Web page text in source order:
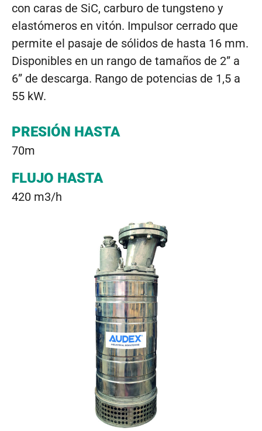
con caras de SiC, carburo de tungsteno y
elastómeros en vitón. Impulsor cerrado que
permite el pasaje de sólidos de hasta 16 mm.
Disponibles en un rango de tamaños de 2” a
6” de descarga. Rango de potencias de 1,5 a
55 kW.
PRESIÓN HASTA
70m
FLUJO HASTA
420 m3/h